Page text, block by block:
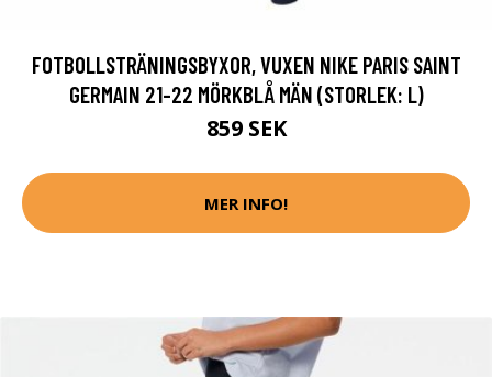
FOTBOLLSTRÄNINGSBYXOR, VUXEN NIKE PARIS SAINT
GERMAIN 21-22 MÖRKBLÅ MÄN (STORLEK: L)
859 SEK
MER INFO!